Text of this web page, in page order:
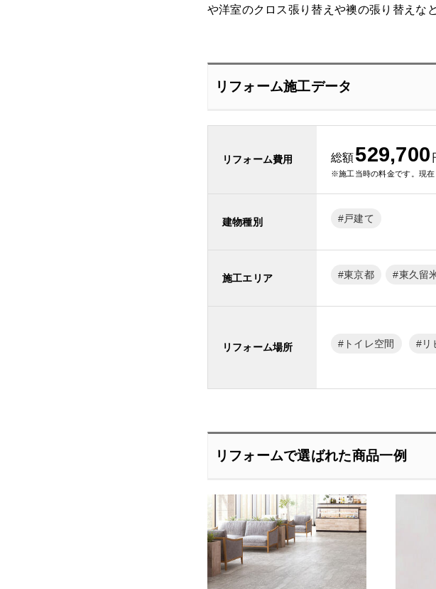
や洋室のクロス張り替えや襖の張り替えな
リフォーム施工データ
リフォーム費用 総額529,700
※施工当時の料金です。現在
建物種別 戸建て
施工エリア 東京都 東久留
リフォーム場所 トイレ空間 リ
リフォームで選ばれた商品一例